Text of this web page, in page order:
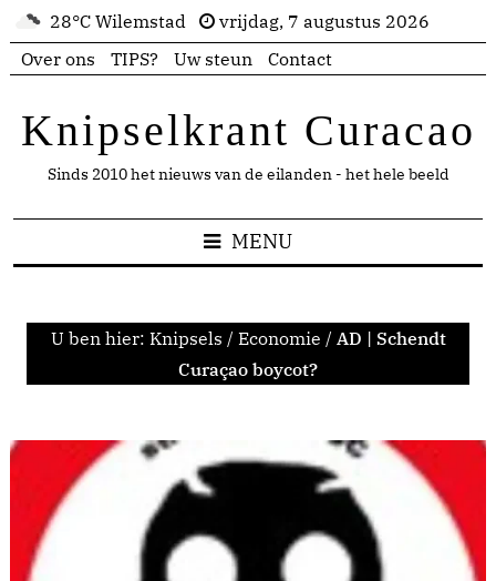
28°C Wilemstad
vrijdag, 7 augustus 2026
Over ons
TIPS? Uw steun Contact
Knipselkrant Curacao
Sinds 2010 het nieuws van de eilanden - het hele beeld
MENU
U ben hier: Knipsels / Economie / AD | Schendt
Curaçao boycot?